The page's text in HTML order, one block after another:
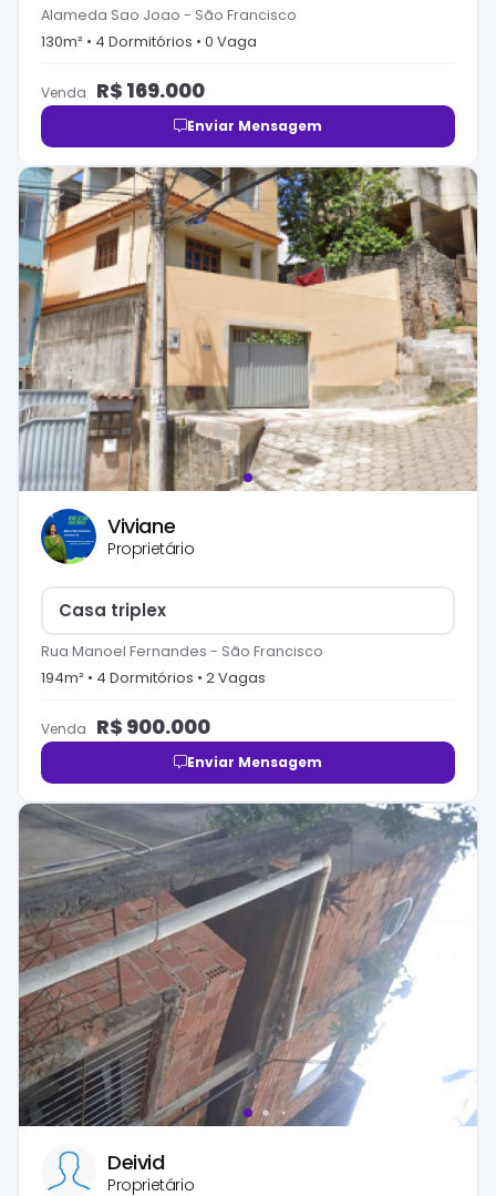
Alameda Sao Joao - São Francisco
130m² • 4 Dormitórios • 0 Vaga
Venda R$ 169.000
Enviar Mensagem
Viviane
Proprietário
Casa triplex
Rua Manoel Fernandes - São Francisco
194m² • 4 Dormitórios • 2Vagas
Venda R$ 900.000
Enviar Mensagem
Deivid
Proprietário